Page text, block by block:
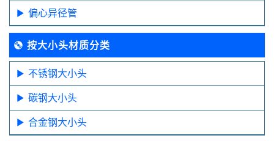
偏心异径管
按大小头材质分类
不锈钢大小头
碳钢大小头
合金钢大小头